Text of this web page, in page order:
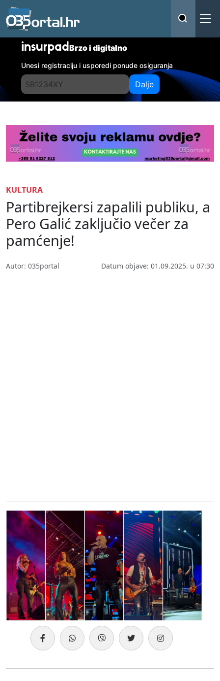
insurpadBrzo i digitalno
Unesi registraciju i usporedi ponude osiguranja
Dalje
KULTURA
Partibrejkersi zapalili publiku, a
Pero Galić zaključio večer za
pamćenje!
Autor: 035portal Datum objave: 01.09.2025. u 07:30